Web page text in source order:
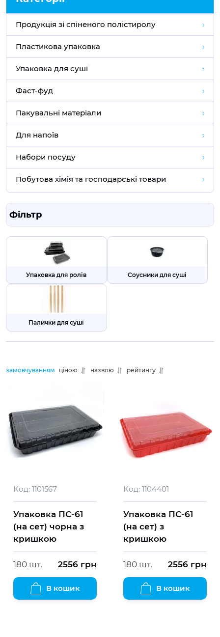
Продукція зі спіненого полістиролу
Пластикова упаковка
Упаковка для суші
Фаст-фуд
Пакувальні матеріали
Для напоїв
Набори посуду
Побутова хімія та господарські товари
Фільтр
Упаковка для ролів Соусники для суші
Палички для суші
замовчуванням ціною назвою рейтингу
Код: 1101567
Упаковка ПС-61
(на сет) чорна з
кришкою
180 шт. 2556 грн
В кошик
Код: 1104401
Упаковка ПС-61
(на сет) з
кришкою
180 шт. 2556 грн
В кошик